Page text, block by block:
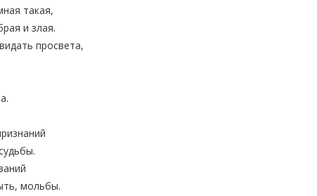
такая,
и злая.
просвета,
мольбы.